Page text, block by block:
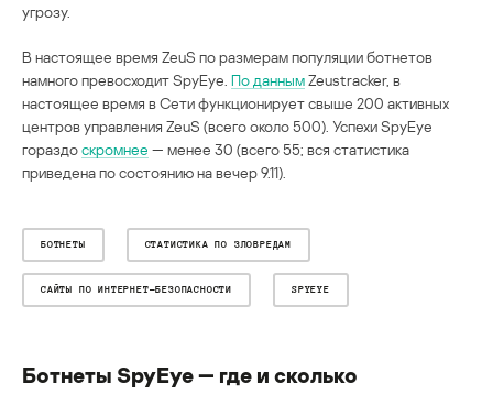
угрозу.
В настоящее время ZeuS по размерам популяции ботнетов
намного превосходит SpyEye. По даннымZeustracker, в
настоящее время в Сети функционирует свыше 200 активных
центров управления ZeuS (всего около 500). Успехи SpyEye
гораздоскромнее — менее 30 (всего 55; вся статистика
приведена по состоянию на вечер 9.11).
БОТНЕТЫ СТАТИСТИКА ПО ЗЛОВРЕДАМ
САЙТЫ ПО ИНТЕРНЕТ-БЕЗОПАСНОСТИ SPYEYE
Ботнеты SpyEye — где и сколько